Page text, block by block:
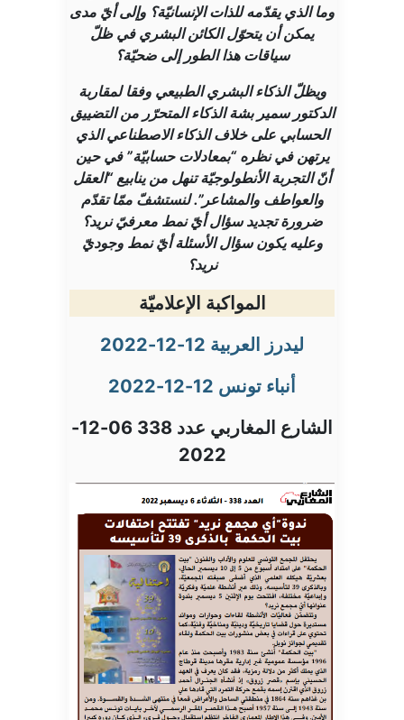
وما الذي يقدّمه للذات الإنسانيّة؟ وإلى أيّ مدى
يمكن أن يتحوّل الكائن البشري في ظلّ
سياقات هذا الطور إلى ضحيّة؟
ويظلّ الذكاء البشري الطبيعي وفقا لمقاربة
الدكتور سمير بشة الذكاء المتحرّر من التضييق
الحسابي على خلاف الذكاء الاصطناعي الذي
يرتهن في نظره “بمعادلات حسابيّة” في حين
أنّ التجربة الأنطولوجيّة تنهل من ينابيع “العقل
والعواطف والمشاعر”. لنستشفّ ممّا تقدّم
ضرورة تجديد سؤال أيّ نمط معرفيّ نريد؟
وعليه يكون سؤال الأسئلة أيّ نمط وجوديّ
نريد؟
المواكبة الإعلاميّة
ليدرز العربية 12-12-2022
أنباء تونس 12-12-2022
الشارع المغاربي عدد 338 06-12-
2022